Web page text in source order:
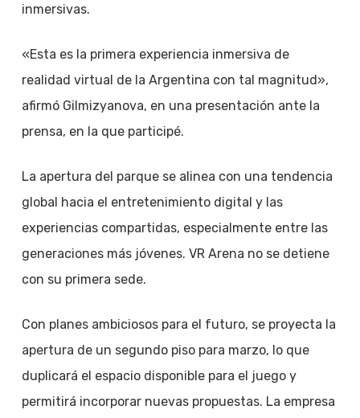
inmersivas.
«Esta es la primera experiencia inmersiva de
realidad virtual de la Argentina con tal magnitud»,
afirmó Gilmizyanova, en una presentación ante la
prensa, en la que participé.
La apertura del parque se alinea con una tendencia
global hacia el entretenimiento digital y las
experiencias compartidas, especialmente entre las
generaciones más jóvenes. VR Arena no se detiene
con su primera sede.
Con planes ambiciosos para el futuro, se proyecta la
apertura de un segundo piso para marzo, lo que
duplicará el espacio disponible para el juego y
permitirá incorporar nuevas propuestas. La empresa